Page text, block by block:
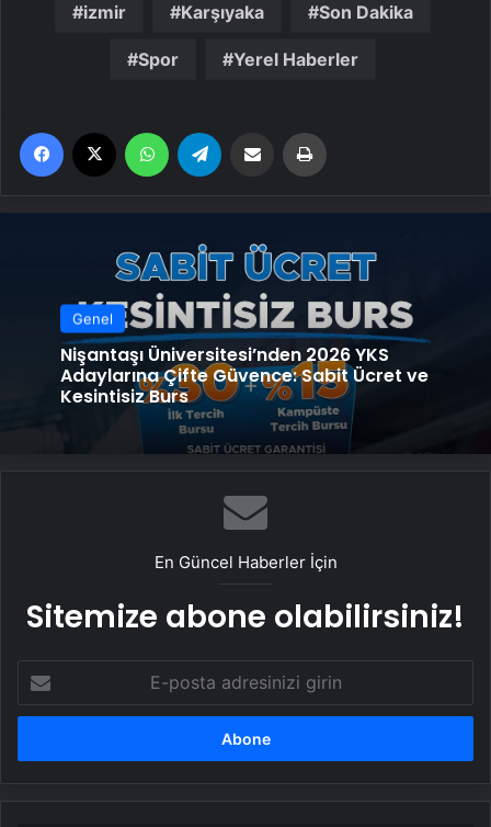
izmir Karşıyaka Son Dakika
Spor Yerel Haberler
Facebook WhatsApp Email'den paylaş
Genel
Nişantaşı Üniversitesi’nden 2026 YKS
Adaylarına Çifte Güvence: Sabit Ücret ve
Kesintisiz Burs
En Güncel Haberler İçin
Sitemize abone olabilirsiniz!
posta
adresinizi